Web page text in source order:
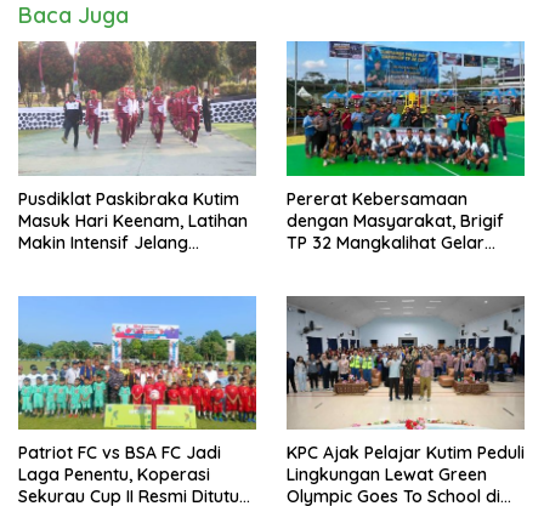
Baca Juga
Pusdiklat Paskibraka Kutim
Masuk Hari Keenam, Latihan
Makin Intensif Jelang
Pererat Kebersamaan
dengan Masyarakat, Brigif
TP 32 Mangkalihat Gelar
Patriot FC vs BSA FC Jadi
Laga Penentu, Koperasi
Sekurau Cup II Resmi Ditutup
KPC Ajak Pelajar Kutim Peduli
Lingkungan Lewat Green
Olympic Goes To School di